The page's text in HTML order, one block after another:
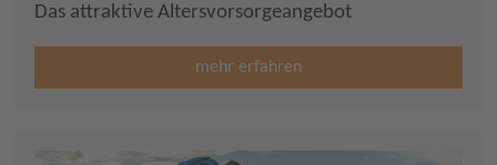
Das attraktive Altersvorsorgeangebot
mehr erfahren